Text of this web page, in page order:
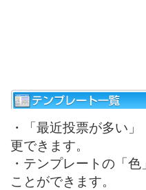
・「最近投票が多い
更できます。
・テンプレートの「
ことができます。